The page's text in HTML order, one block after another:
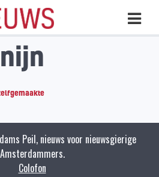
Peil, nieuws voor nieuwsgierige
Amsterdammers.
Colofon